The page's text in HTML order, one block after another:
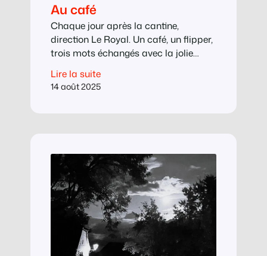
Au café
Chaque jour après la cantine,
direction Le Royal. Un café, un flipper,
trois mots échangés avec la jolie
serveuse avant qu’elle soit rappelée à
l’ordre par le patron, qui est aussi son
oncle. Elle nous fascine, Valérie. Son
Lire la suite
14 août 2025